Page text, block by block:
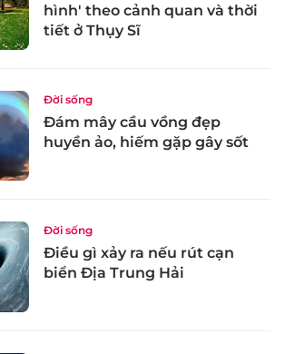
hình' theo cảnh quan và thời
tiết ở Thụy Sĩ
Đời sống
Đám mây cầu vồng đẹp
huyền ảo, hiếm gặp gây sốt
Đời sống
Điều gì xảy ra nếu rút cạn
biển Địa Trung Hải